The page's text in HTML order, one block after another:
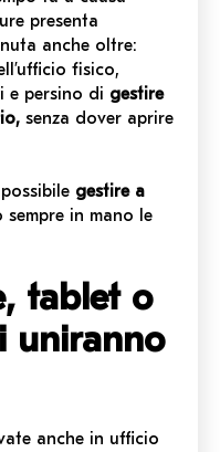
presenta
anche oltre:
fisico,
e persino di gestire
senza dover aprire
gestire a
sempre in mano le
tablet o
uniranno
anche in ufficio